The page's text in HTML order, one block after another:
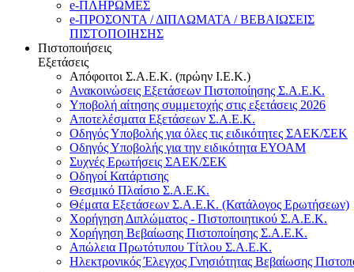
e-ΠΛΗΡΩΜΕΣ
e-ΠΡΟΣΟΝΤΑ / ΔΙΠΛΩΜΑΤΑ / ΒΕΒΑΙΩΣΕΙΣ
ΠΙΣΤΟΠΟΙΗΣΗΣ
Πιστοποιήσεις
Εξετάσεις
Απόφοιτοι Σ.Α.Ε.Κ. (πρώην Ι.Ε.Κ.)
Ανακοινώσεις Εξετάσεων Πιστοποίησης Σ.Α.Ε.Κ.
Υποβολή αίτησης συμμετοχής στις εξετάσεις 2026
Αποτελέσματα Εξετάσεων Σ.Α.Ε.Κ.
Οδηγός Υποβολής για όλες τις ειδικότητες ΣΑΕΚ/ΣΕΚ
Οδηγός Υποβολής για την ειδικότητα ΕΥΟΑΜ
Συχνές Ερωτήσεις ΣΑΕΚ/ΣΕΚ
Οδηγοί Κατάρτισης
Θεσμικό Πλαίσιο Σ.Α.Ε.Κ.
Θέματα Εξετάσεων Σ.Α.Ε.Κ. (Κατάλογος Ερωτήσεων)
Χορήγηση Διπλώματος - Πιστοποιητικού Σ.Α.Ε.Κ.
Χορήγηση Βεβαίωσης Πιστοποίησης Σ.Α.Ε.Κ.
Απώλεια Πρωτότυπου Τίτλου Σ.Α.Ε.Κ.
Ηλεκτρονικός Έλεγχος Γνησιότητας Βεβαίωσης